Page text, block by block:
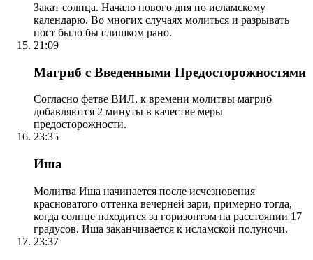
Закат солнца. Начало нового дня по исламскому
календарю. Во многих случаях молиться и разрывать
пост было бы слишком рано.
21:09
Магриб с Введенными Предосторожностями
Согласно фетве ВИЛ, к времени молитвы магриб
добавляются 2 минуты в качестве меры
предосторожности.
23:35
Иша
Молитва Иша начинается после исчезновения
красноватого оттенка вечерней зари, примерно тогда,
когда солнце находится за горизонтом на расстоянии 17
градусов. Иша заканчивается к исламской полуночи.
23:37